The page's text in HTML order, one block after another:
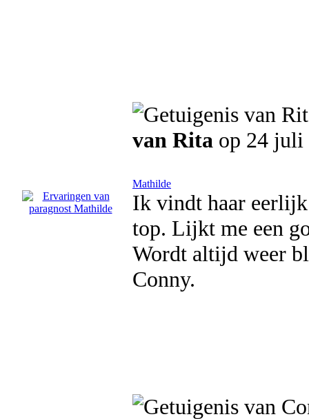
van Rita op 24 juli
Mathilde
Ik vindt haar
top. Lijkt me een
Wordt altijd weer
Conny.